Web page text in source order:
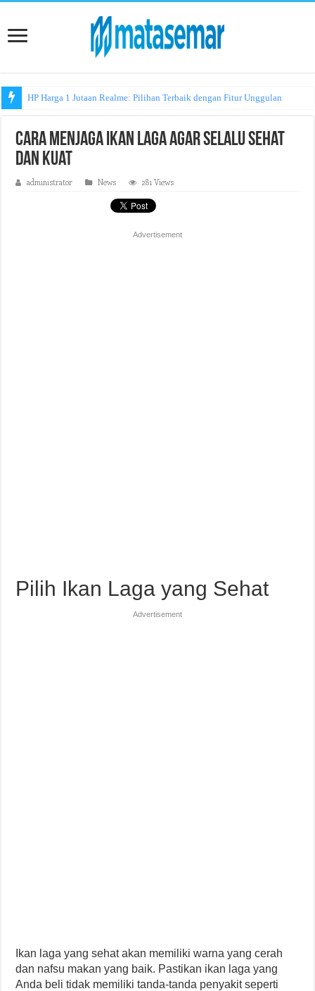
HP Harga 1 Jutaan Realme: Pilihan Terbaik dengan Fitur Unggulan
Cara Menjaga Ikan Laga Agar Selalu Sehat
dan Kuat
administrator News 281 Views
Advertisement
Pilih Ikan Laga yang Sehat
Advertisement
Ikan laga yang sehat akan memiliki warna yang cerah
dan nafsu makan yang baik. Pastikan ikan laga yang
Anda beli tidak memiliki tanda-tanda penyakit seperti